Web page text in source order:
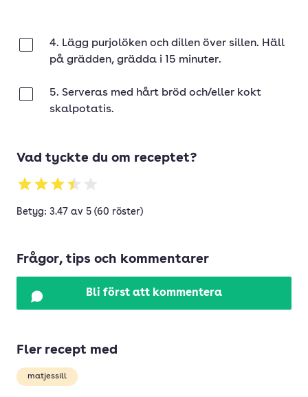
4. Lägg purjolöken och dillen över sillen. Häll
på grädden, grädda i 15 minuter.
5. Serveras med hårt bröd och/eller kokt
skalpotatis.
Vad tyckte du om receptet?
Betyg: 3.47 av 5 (60 röster)
Frågor, tips och kommentarer
Bli först att kommentera
Fler recept med
matjessill